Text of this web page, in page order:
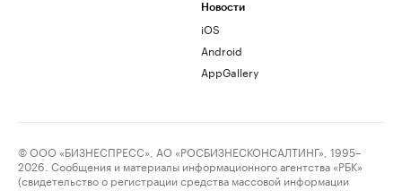
Новости
iOS
Android
AppGallery
© ООО «БИЗНЕСПРЕСС», АО «РОСБИЗНЕСКОНСАЛТИНГ», 1995–
2026. Сообщения и материалы информационного агентства «РБК»
(свидетельство о регистрации средства массовой информации